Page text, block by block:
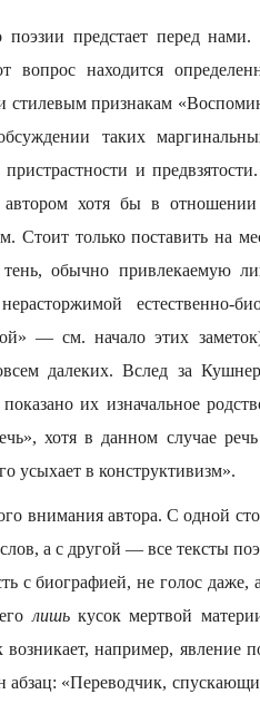
предстает перед
находится
признакам
таких
пристрастности и
хотя бы в отношении
Стоит только поставить на
обычно привлекаемую
естественно-
— см. начало этих
далеких. Вслед за
их изначальное
хотя в данном случае
усыхает в конструктивизм».
внимания автора. С одной
а с другой — все тексты
с биографией, не голос даже,
лишькусок мертвой
например, явление
абзац: «Переводчик,